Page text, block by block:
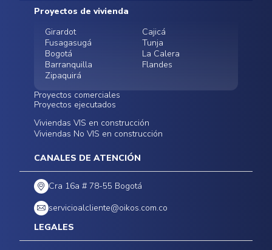
Postventas
Contratación Directa
Noticias
Proyectos de vivienda
Girardot
Cajicá
Fusagasugá
Tunja
Bogotá
La Calera
Barranquilla
Flandes
Zipaquirá
Proyectos comerciales
Funza
Infinitum Zentral
Bodegas - ALMAX
Centro Comercial
Proyectos ejecutados
Conoce nuestros
proyectos ejecutados
Viviendas VIS en construcción
Viviendas No VIS en construcción
CANALES DE ATENCIÓN
Cra 16a # 78-55 Bogotá
servicioalcliente@oikos.com.co
LEGALES